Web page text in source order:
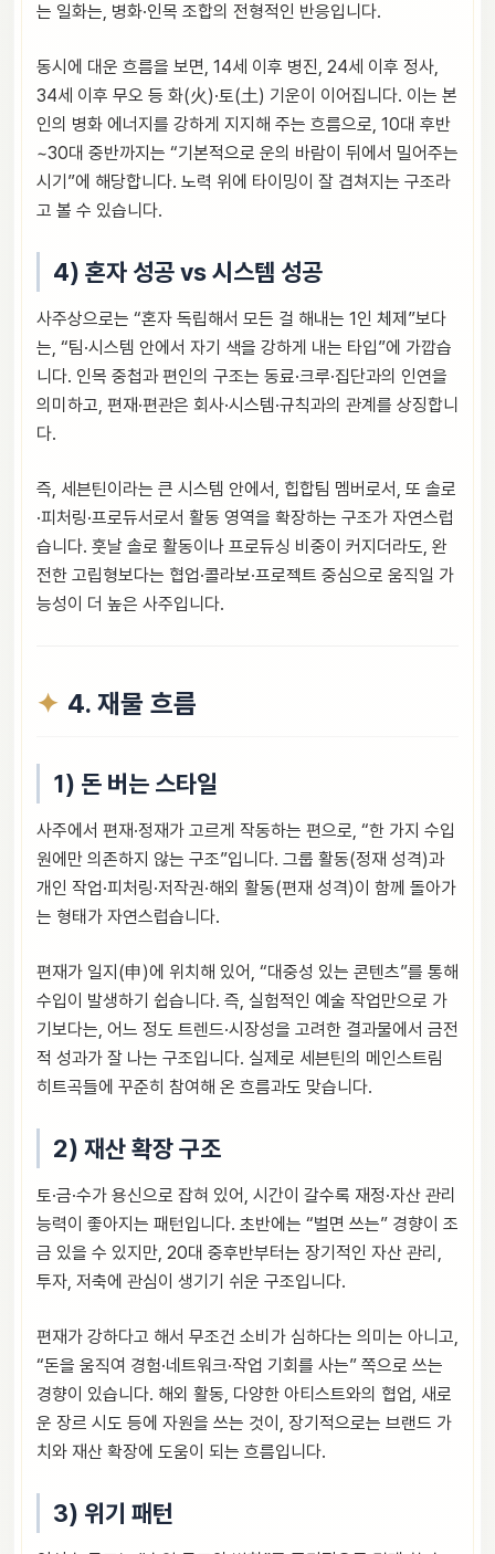
는 일화는, 병화·인목 조합의 전형적인 반응입니다.
동시에 대운 흐름을 보면, 14세 이후 병진, 24세 이후 정사,
34세 이후 무오 등 화(火)·토(土) 기운이 이어집니다. 이는 본
인의 병화 에너지를 강하게 지지해 주는 흐름으로, 10대 후반
~30대 중반까지는 “기본적으로 운의 바람이 뒤에서 밀어주는
시기”에 해당합니다. 노력 위에 타이밍이 잘 겹쳐지는 구조라
고 볼 수 있습니다.
4) 혼자 성공 vs 시스템 성공
사주상으로는 “혼자 독립해서 모든 걸 해내는 1인 체제”보다
는, “팀·시스템 안에서 자기 색을 강하게 내는 타입”에 가깝습
니다. 인목 중첩과 편인의 구조는 동료·크루·집단과의 인연을
의미하고, 편재·편관은 회사·시스템·규칙과의 관계를 상징합니
다.
즉, 세븐틴이라는 큰 시스템 안에서, 힙합팀 멤버로서, 또 솔로
·피처링·프로듀서로서 활동 영역을 확장하는 구조가 자연스럽
습니다. 훗날 솔로 활동이나 프로듀싱 비중이 커지더라도, 완
전한 고립형보다는 협업·콜라보·프로젝트 중심으로 움직일 가
능성이 더 높은 사주입니다.
4. 재물 흐름
1) 돈 버는 스타일
사주에서 편재·정재가 고르게 작동하는 편으로, “한 가지 수입
원에만 의존하지 않는 구조”입니다. 그룹 활동(정재 성격)과
개인 작업·피처링·저작권·해외 활동(편재 성격)이 함께 돌아가
는 형태가 자연스럽습니다.
편재가 일지(申)에 위치해 있어, “대중성 있는 콘텐츠”를 통해
수입이 발생하기 쉽습니다. 즉, 실험적인 예술 작업만으로 가
기보다는, 어느 정도 트렌드·시장성을 고려한 결과물에서 금전
적 성과가 잘 나는 구조입니다. 실제로 세븐틴의 메인스트림
히트곡들에 꾸준히 참여해 온 흐름과도 맞습니다.
2) 재산 확장 구조
토·금·수가 용신으로 잡혀 있어, 시간이 갈수록 재정·자산 관리
능력이 좋아지는 패턴입니다. 초반에는 “벌면 쓰는” 경향이 조
금 있을 수 있지만, 20대 중후반부터는 장기적인 자산 관리,
투자, 저축에 관심이 생기기 쉬운 구조입니다.
편재가 강하다고 해서 무조건 소비가 심하다는 의미는 아니고,
“돈을 움직여 경험·네트워크·작업 기회를 사는” 쪽으로 쓰는
경향이 있습니다. 해외 활동, 다양한 아티스트와의 협업, 새로
운 장르 시도 등에 자원을 쓰는 것이, 장기적으로는 브랜드 가
치와 재산 확장에 도움이 되는 흐름입니다.
3) 위기 패턴